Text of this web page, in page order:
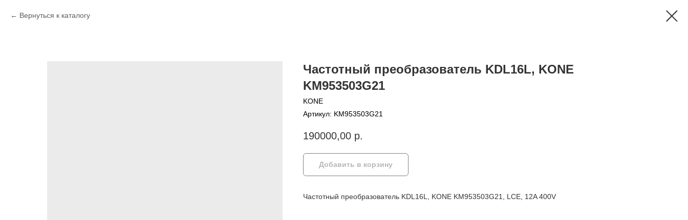
Вернуться к каталогу
Частотный преобразователь KDL16L, KONE
KM953503G21
KONE
Артикул: KM953503G21
190000,00 р.
Добавить в корзину
Частотный преобразователь KDL16L, KONE KM953503G21, LCE, 12A 400V